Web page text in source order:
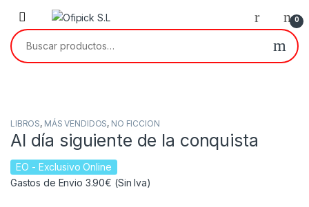
Skip to navigation
Skip to content
0
Buscar por:
LIBROS, MÁS VENDIDOS, NO FICCION
Al día siguiente de la conquista
EO - Exclusivo Online
Gastos de Envio 3.90€ (Sin Iva)